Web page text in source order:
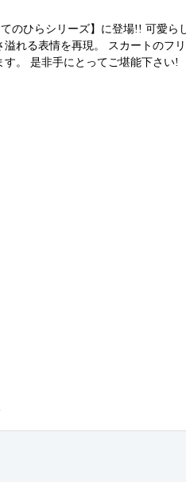
のひらシリーズ】に登場!! 可愛ら
れる表情を再現。 スカートのフ
。 是非手にとってご堪能下さい!